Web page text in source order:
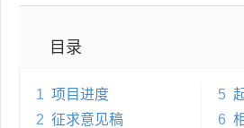
目录
1 项目进度
2 征求意见稿
5
6